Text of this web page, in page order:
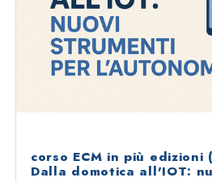
corso ECM in più
Dalla domotica all'IOT: